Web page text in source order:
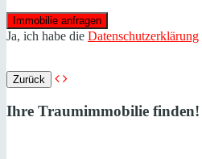
Ja, ich habe die Datenschutzerklärung
Zurück
Ihre Traumimmobilie finden!